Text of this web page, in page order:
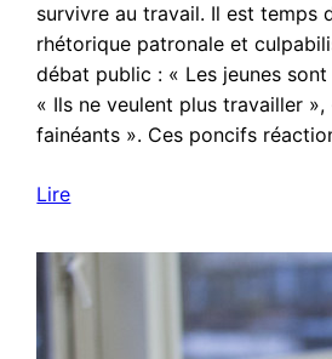
survivre au travail. Il est temps
rhétorique patronale et
débat public : « Les jeunes
« Ils ne veulent plus travailler »,
fainéants ». Ces poncifs
Lire